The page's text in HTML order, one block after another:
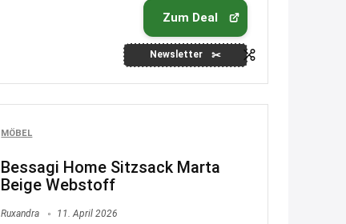
Zum Deal
Newsletter
MÖBEL
Bessagi Home Sitzsack Marta
Beige Webstoff
Ruxandra 11. April 2026
de/aktuelles...
Joachim
www.fielmann-